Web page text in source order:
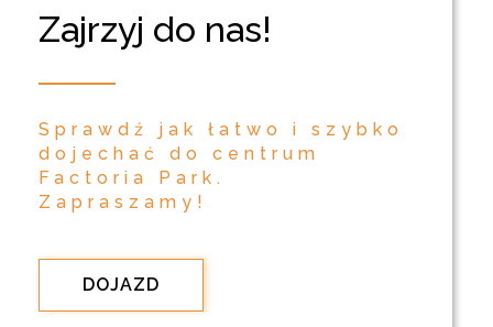
Zajrzyj do nas!
Sprawdź jak łatwo i szybko
dojechać do centrum
Factoria Park.
Zapraszamy!
DOJAZD